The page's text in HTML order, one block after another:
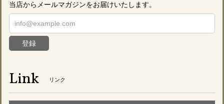
当店からメールマガジンをお届けいたします。
登録
Link リンク